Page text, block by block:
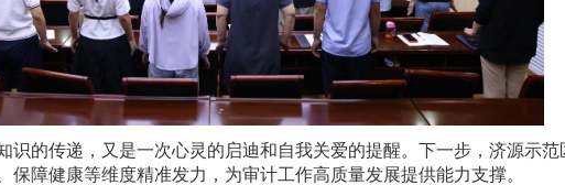
识的传递， 又是一次心灵的启迪和自我关爱的提醒。下一步， 济源示范
保障健康等维度精准发力，为审计工作高质量发展提供能力支撑。